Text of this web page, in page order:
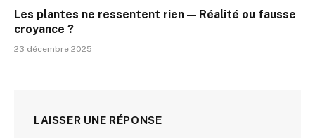
Les plantes ne ressentent rien — Réalité ou fausse
croyance ?
23 décembre 2025
LAISSER UNE RÉPONSE